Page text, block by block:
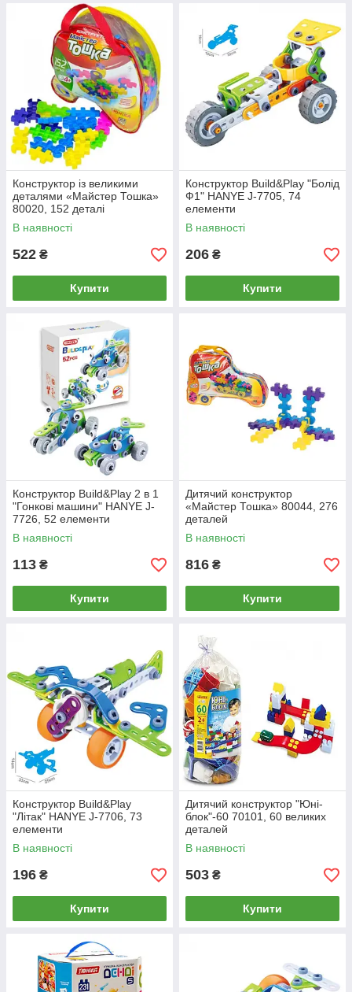
Конструктор із великими
деталями «Майстер Тошка»
80020, 152 деталі
В наявності
522 ₴
Купити
Конструктор Build&Play "Болід
Ф1" HANYE J-7705, 74
елементи
В наявності
206 ₴
Купити
Конструктор Build&Play 2 в 1
"Гонкові машини" HANYE J-
7726, 52 елементи
В наявності
113 ₴
Купити
Дитячий конструктор
«Майстер Тошка» 80044, 276
деталей
В наявності
816 ₴
Купити
Конструктор Build&Play
"Літак" HANYE J-7706, 73
елементи
В наявності
196 ₴
Купити
Дитячий конструктор "Юні-
блок"-60 70101, 60 великих
деталей
В наявності
503 ₴
Купити